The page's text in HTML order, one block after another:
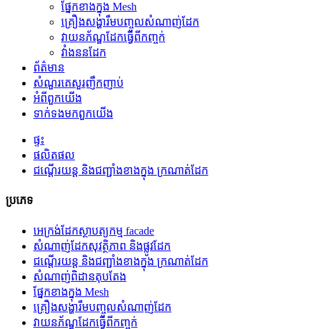
ផ្នែកខាងក្នុង Mesh
គ្រឿងសង្ហារឹមបញ្ចូលសំណាញ់ដែក
វាយនភ័ណ្ឌដែកធ្វើពីកញ្ចក់
វាំងននដែក
ព័ត៌មាន
សំណួរគេសួរញឹកញាប់
អំពី​ពួក​យើង
ទាក់ទង​មក​ពួក​យើង
ផ្ទះ
ផលិតផល
ជណ្តើរយន្ត និងជញ្ជាំងខាងក្នុង ក្រណាត់ដែក
ប្រភេទ
អេក្រង់ដែកស្ថាបត្យកម្ម facade
សំណាញ់ដែកសុវត្ថិភាព និងផ្លូវដែក
ជណ្តើរយន្ត និងជញ្ជាំងខាងក្នុង ក្រណាត់ដែក
សំណាញ់ពិដានតុបតែង
ផ្នែកខាងក្នុង Mesh
គ្រឿងសង្ហារឹមបញ្ចូលសំណាញ់ដែក
វាយនភ័ណ្ឌដែកធ្វើពីកញ្ចក់